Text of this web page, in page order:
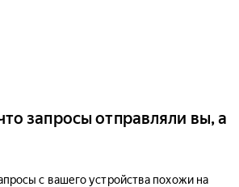
запросы отправляли вы, а
с вашего устройства похожи на